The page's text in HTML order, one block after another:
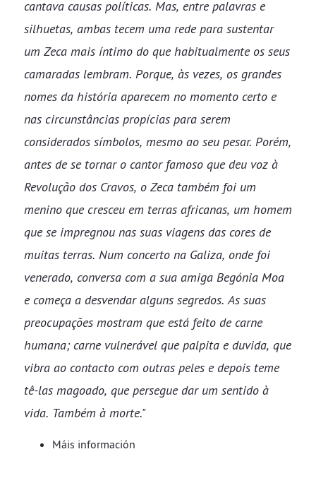
cantava causas políticas. Mas, entre palavras e
silhuetas, ambas tecem uma rede para sustentar
um Zeca mais íntimo do que habitualmente os seus
camaradas lembram. Porque, às vezes, os grandes
nomes da história aparecem no momento certo e
nas circunstâncias propícias para serem
considerados símbolos, mesmo ao seu pesar. Porém,
antes de se tornar o cantor famoso que deu voz à
Revolução dos Cravos, o Zeca também foi um
menino que cresceu em terras africanas, um homem
que se impregnou nas suas viagens das cores de
muitas terras. Num concerto na Galiza, onde foi
venerado, conversa com a sua amiga Begónia Moa
e começa a desvendar alguns segredos. As suas
preocupações mostram que está feito de carne
humana; carne vulnerável que palpita e duvida, que
vibra ao contacto com outras peles e depois teme
tê-las magoado, que persegue dar um sentido à
vida. Também à morte."
​​​​​​​Máis información